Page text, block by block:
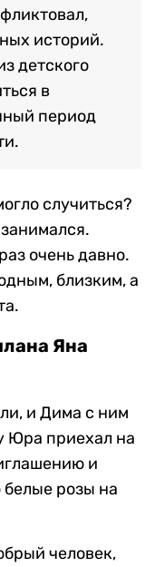
историй.
детского
в
период
случиться?
очень давно.
близким, а
Яна
и Дима с ним
Юра приехал на
и
розы на
человек,